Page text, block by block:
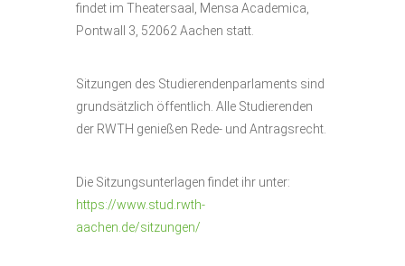
findet im Theatersaal, Mensa Academica
Pontwall 3, 52062 Aachen statt.
Sitzungen des Studierendenparlaments sind
grundsätzlich öffentlich. Alle Studierenden
der RWTH genießen Rede- und Antragsrecht.
Die Sitzungsunterlagen findet ihr unter:
https://www.stud.rwth-
aachen.de/sitzungen/